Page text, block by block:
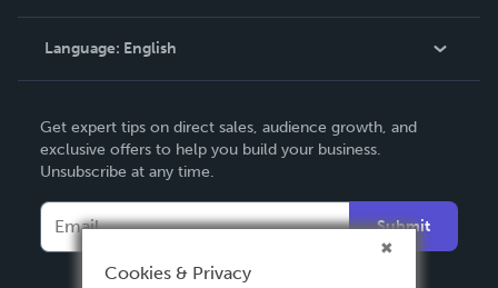
Knowledge Base
Contact Support
Language: English
Deutsch
Français
Italiano
Español
Get expert tips on direct sales, audience growth, and
exclusive offers to help you build your business.
Unsubscribe at any time.
Submit
Cookies & Privacy